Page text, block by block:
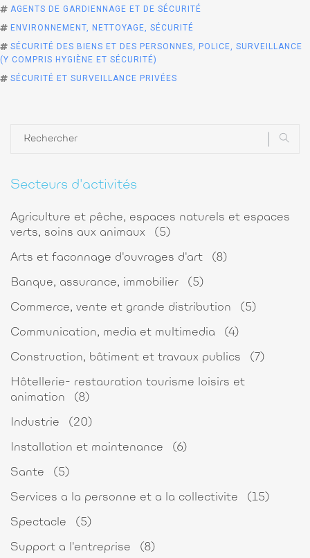
AGENTS DE GARDIENNAGE ET DE SÉCURITÉ
ENVIRONNEMENT, NETTOYAGE, SÉCURITÉ
SÉCURITÉ DES BIENS ET DES PERSONNES, POLICE, SURVEILLANCE
(Y COMPRIS HYGIÈNE ET SÉCURITÉ)
SÉCURITÉ ET SURVEILLANCE PRIVÉES
Secteurs d'activités
Agriculture et pêche, espaces naturels et espaces
verts, soins aux animaux
(5)
Arts et faconnage d'ouvrages d'art (8)
Banque, assurance, immobilier (5)
Commerce, vente et grande distribution (5)
Communication, media et multimedia (4)
Construction, bâtiment et travaux publics (7)
Hôtellerie- restauration tourisme loisirs et
animation
(8)
Industrie (20)
Installation et maintenance (6)
Sante (5)
Services a la personne et a la collectivite (15)
Spectacle (5)
Support a l'entreprise (8)